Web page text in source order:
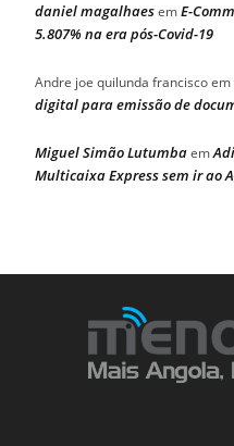
daniel magalhaesemE-
5.807% na era pós-Covid-19
Andre joe quilunda franciscoem
digital para emissão de
Miguel Simão Lutumbaem
Multicaixa Express sem ir ao